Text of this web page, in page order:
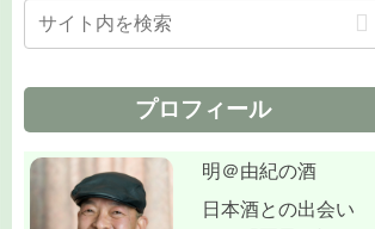
プロフィール
明＠由紀の酒
日本酒との出会い